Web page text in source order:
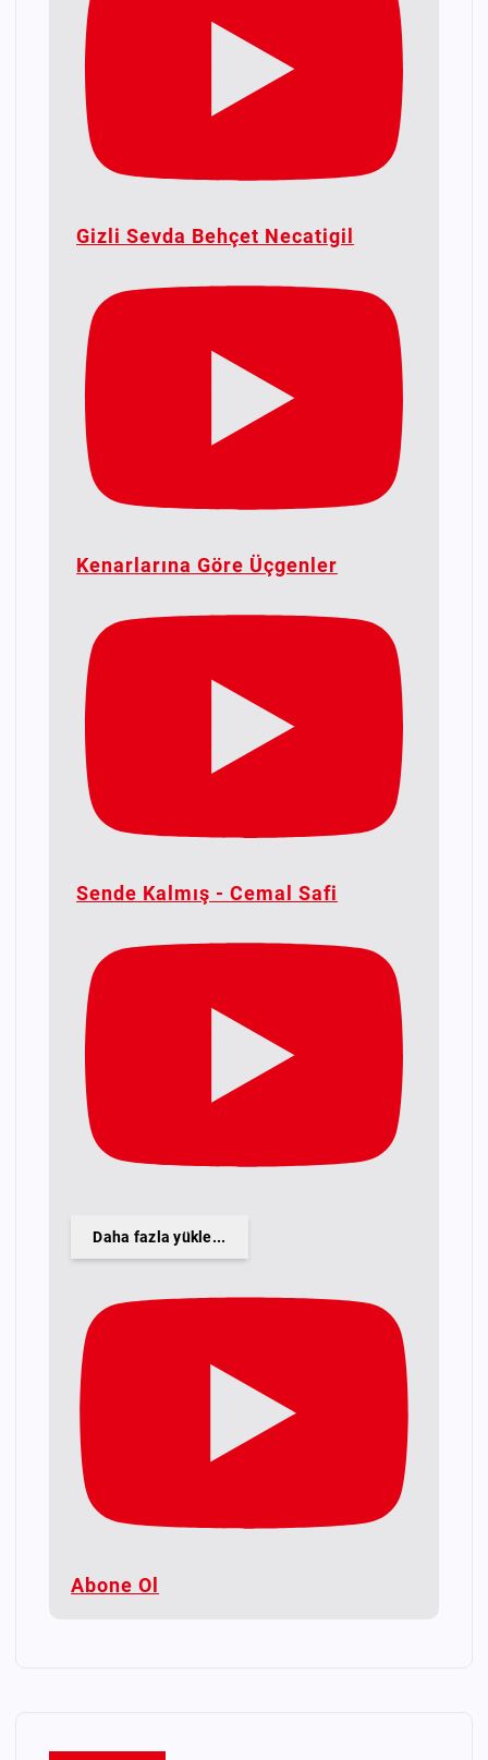
Gizli Sevda Behçet Necatigil
Kenarlarına Göre Üçgenler
Sende Kalmış - Cemal Safi
Daha fazla yükle...
Abone Ol